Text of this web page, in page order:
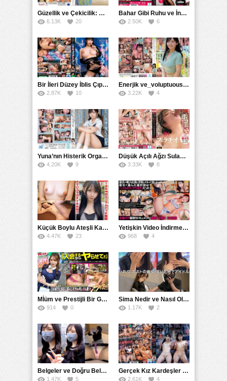
Güzellik ve Çekicilik: Bir İşyeri Kadininin Hikayesi
6.13K 20
Bahar Gibi Ruhu ve İncelikle Doldurmak
2.50K 6
Bir İleri Düzey İblis Çıplak Teslimat Görevlisi, İnce Bedeni ve Şeytani Becerileriyle Sizi Sürekli BoşaltacakMDBK
2.87K 10
Enerjik ve_voluptuous Üniversite Kızının H Kupa Büyüklüğündeki Göğüsleri ve Çılgın Orgazmı
3.22K 4
Yuna’nın Histerik Orgazmı: Genç Kızın Savage Hareketlerle Ulaştığı Şiddetli Coşkuları
4.20K 9
Düşük Açılı Ağzı Sulama Teknikleri ve AGMX İlişkisi
3.33K 8
Küçük Boylu Ateşli Karakter: Nandinin Hassas Uçuklu Memeleri ve Sahneleri
4.47K 23
Yetişkin Video İndirme Siteleri Grubu: Şefkatli Patron ve Sekreterin Aşk Hikayesi: Prestijli Bir Son
968 4
Mİüm ve Prestijli Bir Gecenin Sırları: Gizemli Bir Kadın ve Mükemmel Bir Macera
914 0
Sima Nedir ve Nasıl Oluşur
1.17K 2
Belgeler ve Doğru Belgelendirmede DOCS’in Önemi
1.47K 5
Gerçek Kız Kardeşler hipnoz ve zihin kontrolü altında liebe阴茎 için yalvaran kızlar: Mısakı Nemıne Mına Hınano
2.61K 4